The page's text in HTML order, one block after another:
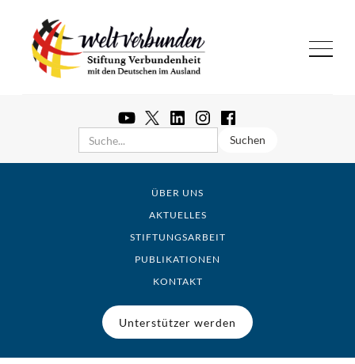
ÜBER UNS
AKTUELLES
STIFTUNGSARBEIT
PUBLIKATIONEN
KONTAKT
Unterstützer werden